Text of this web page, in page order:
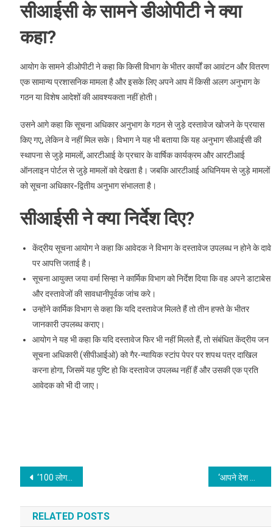
सीआईसी के सामने डीओपीटी ने क्या
कहा?
आयोग के सामने डीओपीटी ने कहा कि किसी विभाग के भीतर कार्यों का आवंटन और वितरण
एक सामान्य प्रशासनिक मामला है और इसके लिए अपने आप में किसी अलग अनुभाग के
गठन या विशेष आदेशों की आवश्यकता नहीं होती।
उसने आगे कहा कि सूचना अधिकार अनुभाग के गठन से जुड़े दस्तावेज खोजने के प्रयास
किए गए, लेकिन वे नहीं मिल सके। विभाग ने यह भी बताया कि यह अनुभाग सीआईसी की
स्थापना से जुड़े मामलों, आरटीआई के प्रचार के वार्षिक कार्यक्रम और आरटीआई
ऑनलाइन पोर्टल से जुड़े मामलों को देखता है। जबकि आरटीआई अधिनियम से जुड़े मामलों
को सूचना अधिकार-द्वितीय अनुभाग संभालता है।
सीआईसी ने क्या निर्देश दिए?
केंद्रीय सूचना आयोग ने कहा कि आवेदक ने विभाग के दस्तावेज उपलब्ध न होने के दावे
पर आपत्ति जताई है।
सूचना आयुक्त जया वर्मा सिन्हा ने कार्मिक विभाग को निर्देश दिया कि वह अपने डाटाबेस
और दस्तावेजों की सावधानीपूर्वक जांच करे।
उन्होंने कार्मिक विभाग से कहा कि यदि दस्तावेज मिलते हैं तो तीन हफ्ते के भीतर
जानकारी उपलब्ध कराए।
आयोग ने यह भी कहा कि यदि दस्तावेज फिर भी नहीं मिलते हैं, तो संबंधित केंद्रीय जन
सूचना अधिकारी (सीपीआईओ) को गैर-न्यायिक स्टांप पेपर पर शपथ पत्र दाखिल
करना होगा, जिसमें यह पुष्टि हो कि दस्तावेज उपलब्ध नहीं हैं और उसकी एक प्रति
आवेदक को भी दी जाए।
Post
navigation
‘100 लोग दौड़े चले आएंगे जब औरत को’, सिनेमा की ‘गंदी सोच’ की जब स्मिता पाटिल ने उधेड़ी बखिया
RELATED POSTS